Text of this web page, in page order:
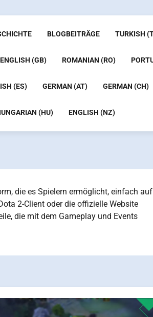
BLOGBEITRÄGE TURKISH
ENGLISH (GB) ROMANIAN (RO)
(ES) GERMAN (AT) GERMAN (CH)
(HU) ENGLISH (NZ)
die es Spielern ermöglicht, einfach
2-Client oder die offizielle Website
die mit dem Gameplay und Events